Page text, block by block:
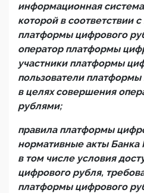
информационная
которой в соответствии
платформы цифрового
оператор платформы
участники платформы
пользователи
в целях совершения
рублями;
правила платформы
нормативные акты
в том числе условия
цифрового рубля,
платформы цифрового